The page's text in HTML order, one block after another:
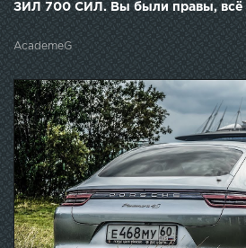
ЗИЛ 700 СИЛ. Вы были правы, всё
AcademeG